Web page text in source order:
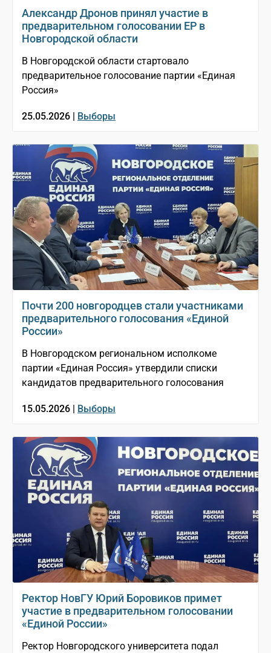
Александр Дронов принял участие в
предварительном голосовании ЕР в
Новгородской области
В Новгородской области стартовало
предварительное голосование партии «Единая
Россия»
25.05.2026 | Выборы
Почти 200 новгородцев стали участниками
предварительного голосования «Единой
России»
В Новгородском региональном исполкоме
партии «Единая Россия» утвердили списки
кандидатов предварительного голосования
15.05.2026 | Выборы
Ректор НовГУ Юрий Боровиков примет
участие в предварительном голосовании
«Единой России»
Ректор Новгородского университета подал